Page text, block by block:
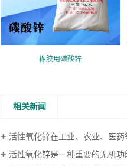
橡胶用碳酸锌
相关新闻
活性氧化锌在工业、农业、医药等领
活性氧化锌是一种重要的无机功